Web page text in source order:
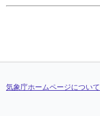
気象庁ホームページについて